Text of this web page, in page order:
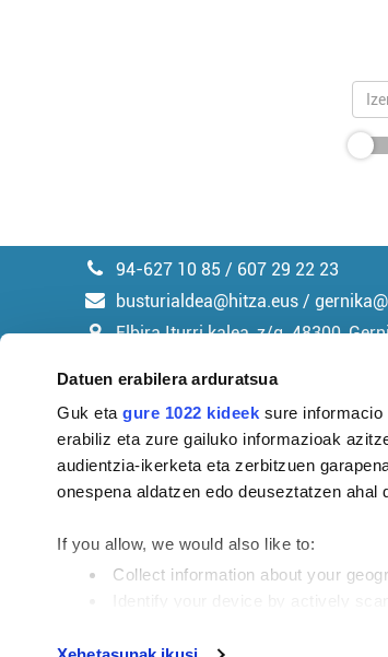
Datuen erabilera arduratsua
Guk etagure 1022 kideek sure informacio
erabiliz eta zure gailuko informazioak
audientzia-ikerketa eta zerbitzuen
onespena aldatzen edo deuseztatzen
If you allow, we would also like to:
Collect information about your
94-627 10 85 / 607 29 22 23
busturialdea@hitza.eus /
Elbira Iturri kalea, z/g. 48300,
Argitalpen politika
Tokiko informazioa